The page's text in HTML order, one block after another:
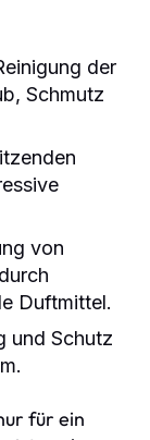
der
Schmutz
von
Duftmittel.
und Schutz
für ein